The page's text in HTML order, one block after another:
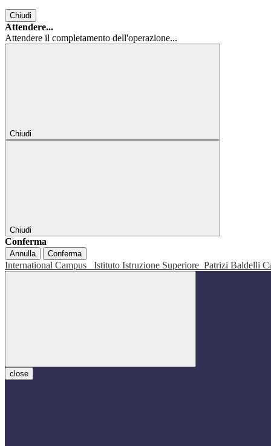
Chiudi
Attendere...
Attendere il completamento dell'operazione...
Chiudi
Chiudi
Conferma
Annulla Conferma
International Campus Istituto Istruzione Superiore Patrizi Baldelli
close